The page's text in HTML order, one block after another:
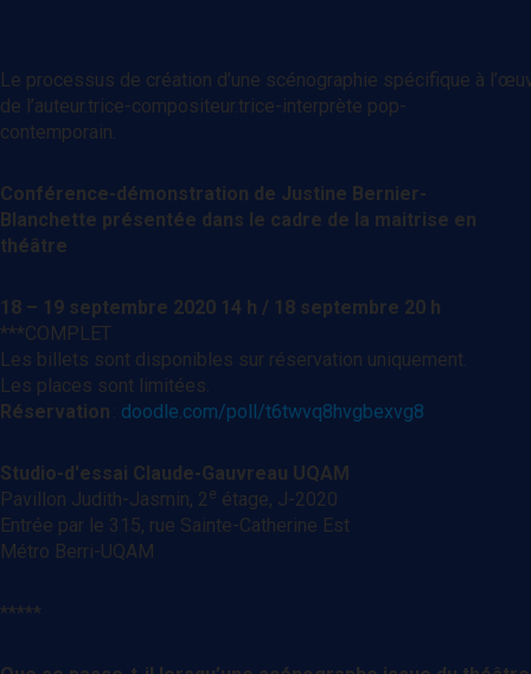
Le processus de création d’une scénographie spécifique à
de l’auteur.trice-compositeur.trice-interprète pop-
contemporain.
Conférence-démonstration de Justine Bernier-
Blanchette présentée dans le cadre de la maitrise en
théâtre
18 – 19 septembre 2020 14 h / 18 septembre 20 h
***COMPLET
Les billets sont disponibles sur réservation uniquement.
Les places sont limitées.
Réservation : doodle.com/poll/t6twvq8hvgbexvg8
Studio-d'essai Claude-Gauvreau UQAM
Pavillon Judith-Jasmin, 2 e étage, J-2020
Entrée par le 315, rue Sainte-Catherine Est
Métro Berri-UQAM
*****